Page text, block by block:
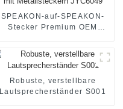
SPEAKON-auf-SPEAKON-
Stecker Premium OEM
Lautsprecherkabel mit
Metallsteckern JYC6049
Robuste, verstellbare
Lautsprecherständer S001